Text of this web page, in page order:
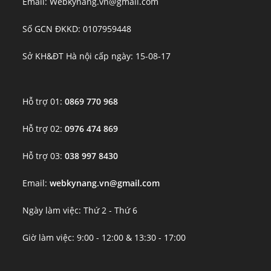
Số GCN ĐKKD: 0107959448
Sở KH&ĐT Hà nội cấp ngày: 15-08-17
Hỗ trợ 01:0869 770 968
Hỗ trợ 02:0976 474 869
Hỗ trợ 03:038 997 8430
Email:webkynang.vn@gmail.com
Ngày làm việc: Thứ 2 - Thứ 6
Giờ làm việc: 9:00 - 12:00 & 13:30 - 17:00